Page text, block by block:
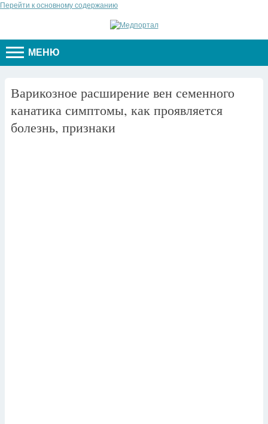
Перейти к основному содержанию
МЕНЮ
Варикозное расширение вен семенного
канатика симптомы, как проявляется
болезнь, признаки